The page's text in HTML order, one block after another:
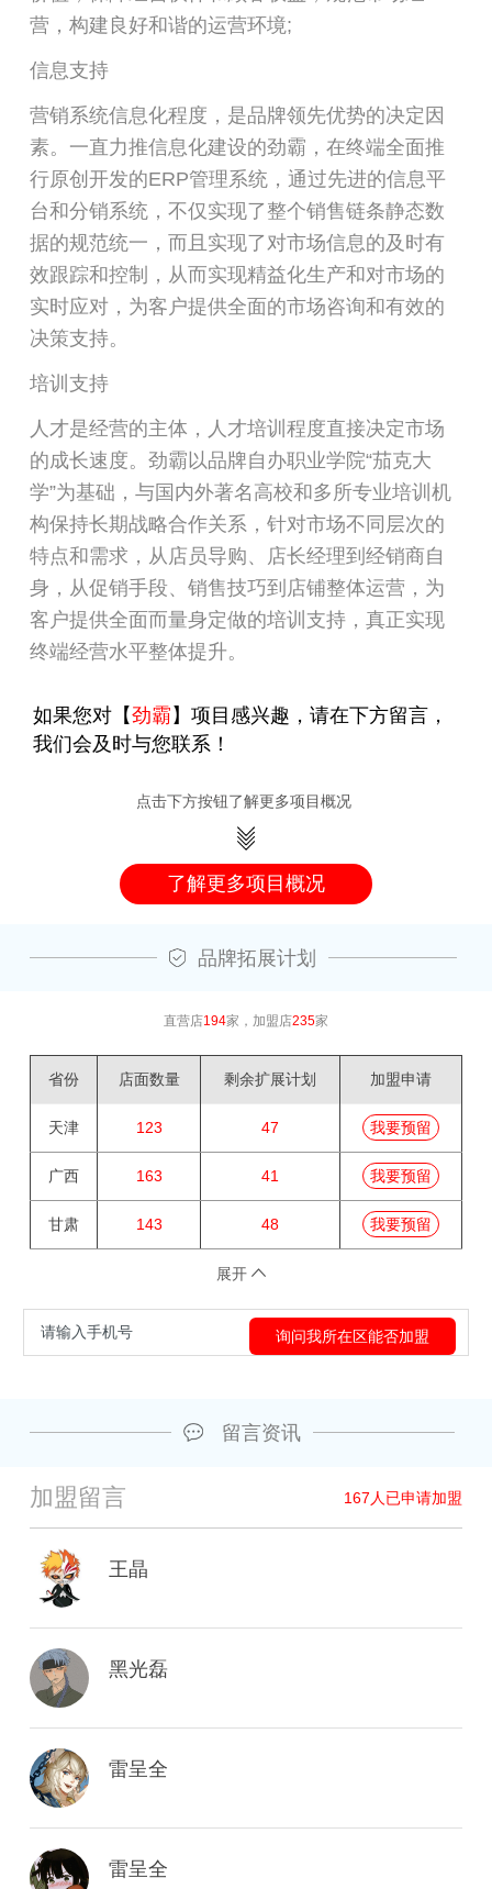
营，构建良好和谐的运营环境;
信息支持
营销系统信息化程度，是品牌领先优势的决定因
素。一直力推信息化建设的劲霸，在终端全面推
行原创开发的ERP管理系统，通过先进的信息平
台和分销系统，不仅实现了整个销售链条静态数
据的规范统一，而且实现了对市场信息的及时有
效跟踪和控制，从而实现精益化生产和对市场的
实时应对，为客户提供全面的市场咨询和有效的
决策支持。
培训支持
人才是经营的主体，人才培训程度直接决定市场
的成长速度。劲霸以品牌自办职业学院“茄克大
学”为基础，与国内外著名高校和多所专业培训机
构保持长期战略合作关系，针对市场不同层次的
特点和需求，从店员导购、店长经理到经销商自
身，从促销手段、销售技巧到店铺整体运营，为
客户提供全面而量身定做的培训支持，真正实现
终端经营水平整体提升。
如果您对【劲霸 】项目感兴趣，请在下方留言，
我们会及时与您联系！
点击下方按钮了解更多项目概况
了解更多项目概况
品牌拓展计划
直营店194家，加盟店235家
省份 店面数量 剩余扩展计划 加盟申请
天津 123 47 我要预留
广西 163 41 我要预留
甘肃 143 48 我要预留
展开
留言资讯
加盟留言 167 人已申请加盟
王晶
黑光磊
雷呈全
雷呈全